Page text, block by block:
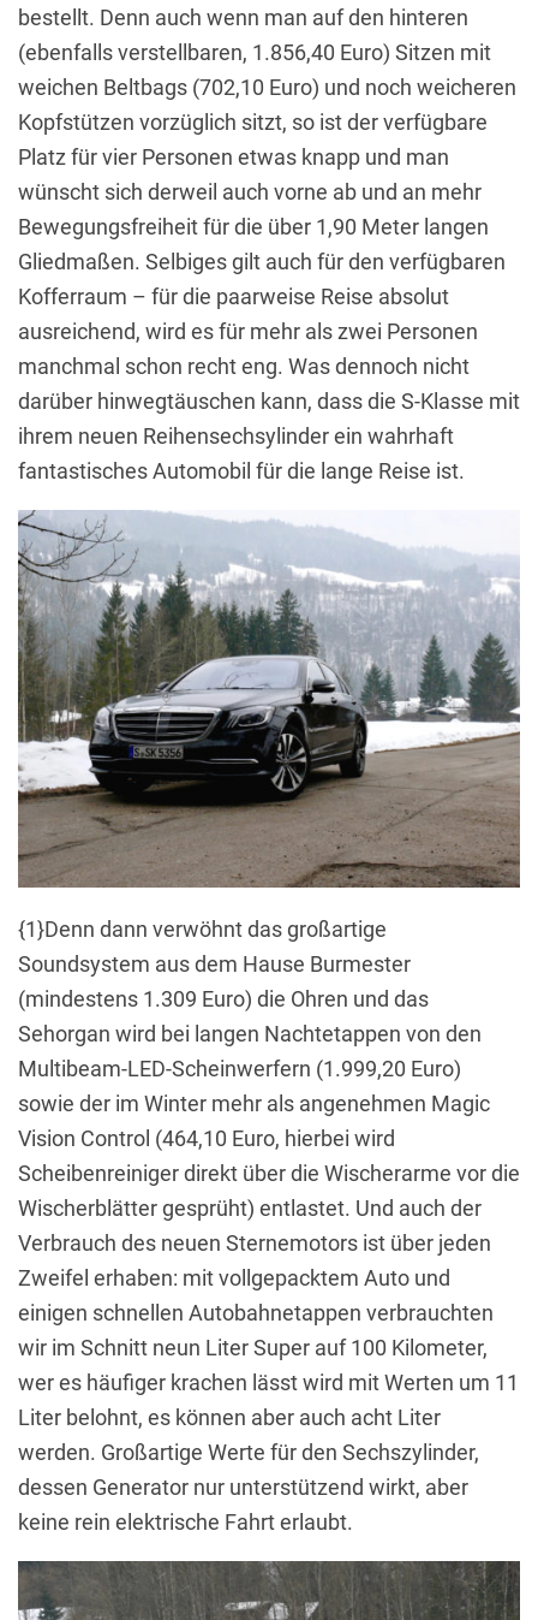
bestellt. Denn auch wenn man auf den hinteren
(ebenfalls verstellbaren, 1.856,40 Euro) Sitzen mit
weichen Beltbags (702,10 Euro) und noch weicheren
Kopfstützen vorzüglich sitzt, so ist der verfügbare
Platz für vier Personen etwas knapp und man
wünscht sich derweil auch vorne ab und an mehr
Bewegungsfreiheit für die über 1,90 Meter langen
Gliedmaßen. Selbiges gilt auch für den verfügbaren
Kofferraum – für die paarweise Reise absolut
ausreichend, wird es für mehr als zwei Personen
manchmal schon recht eng. Was dennoch nicht
darüber hinwegtäuschen kann, dass die S-Klasse mit
ihrem neuen Reihensechsylinder ein wahrhaft
fantastisches Automobil für die lange Reise ist.
{1}Denn dann verwöhnt das großartige
Soundsystem aus dem Hause Burmester
(mindestens 1.309 Euro) die Ohren und das
Sehorgan wird bei langen Nachtetappen von den
Multibeam-LED-Scheinwerfern (1.999,20 Euro)
sowie der im Winter mehr als angenehmen Magic
Vision Control (464,10 Euro, hierbei wird
Scheibenreiniger direkt über die Wischerarme vor die
Wischerblätter gesprüht) entlastet. Und auch der
Verbrauch des neuen Sternemotors ist über jeden
Zweifel erhaben: mit vollgepacktem Auto und
einigen schnellen Autobahnetappen verbrauchten
wir im Schnitt neun Liter Super auf 100 Kilometer,
wer es häufiger krachen lässt wird mit Werten um 11
Liter belohnt, es können aber auch acht Liter
werden. Großartige Werte für den Sechszylinder,
dessen Generator nur unterstützend wirkt, aber
keine rein elektrische Fahrt erlaubt.